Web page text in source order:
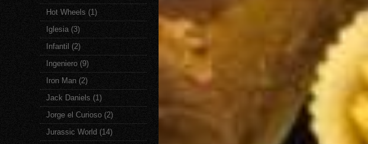
Hot Wheels (1)
Iglesia (3)
Infantil (2)
Ingeniero (9)
Iron Man (2)
Jack Daniels (1)
Jorge el Curioso (2)
Jurassic World (14)